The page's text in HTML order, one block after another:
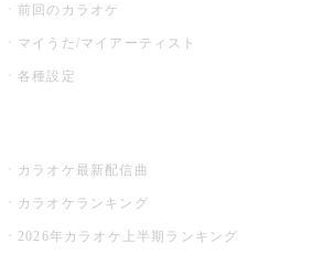
前回のカラオケ
マイうた/マイアーティスト
各種設定
カラオケ最新配信曲
カラオケランキング
2026年カラオケ上半期ランキング